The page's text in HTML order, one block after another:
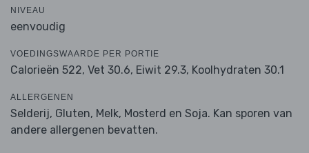
NIVEAU
eenvoudig
VOEDINGSWAARDE PER PORTIE
Calorieën 522, Vet 30.6, Eiwit 29.3, Koolhydraten 30.1
ALLERGENEN
Selderij, Gluten, Melk, Mosterd en Soja. Kan sporen van
andere allergenen bevatten.